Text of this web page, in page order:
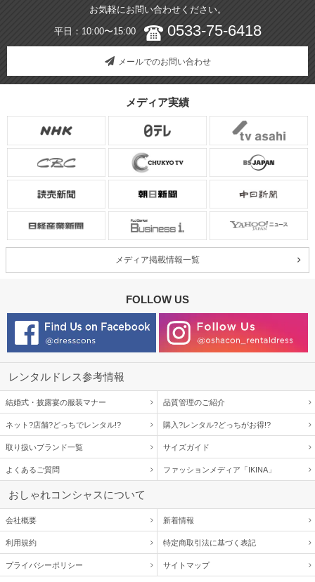
お気軽にお問い合わせください。
平日：10:00〜15:00 0533-75-6418
メールでのお問い合わせ
メディア実績
メディア掲載情報一覧
FOLLOW US
レンタルドレス参考情報
結婚式・披露宴の服装マナー 品質管理のご紹介
ネット?店舗?どっちでレンタル!? 購入?レンタル?どっちがお得!?
取り扱いブランド一覧 サイズガイド
よくあるご質問 ファッションメディア「IKINA」
おしゃれコンシャスについて
会社概要 新着情報
利用規約 特定商取引法に基づく表記
プライバシーポリシー サイトマップ